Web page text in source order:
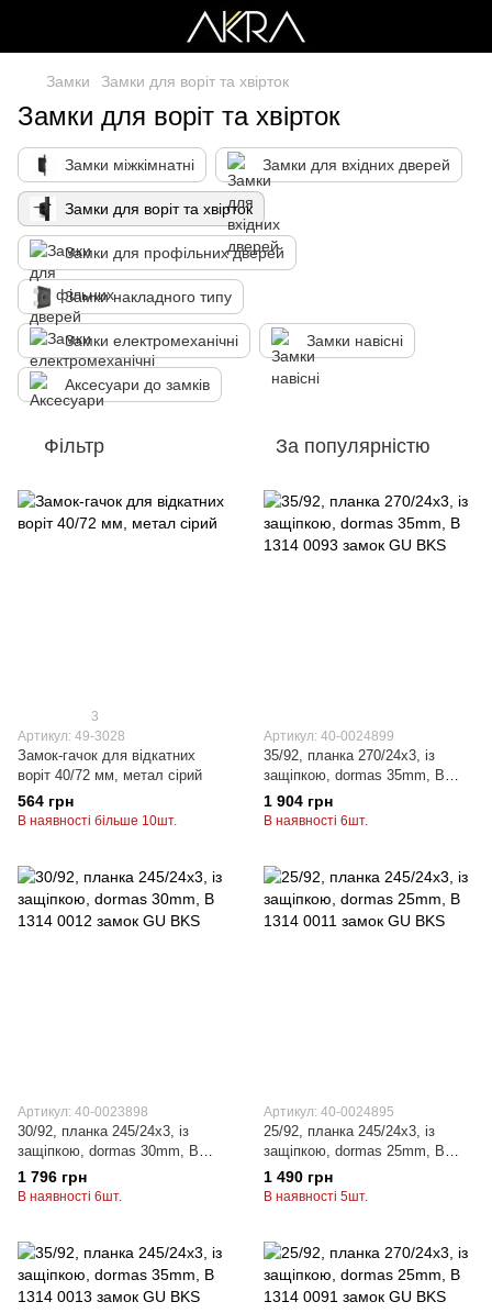
Замки Замки для воріт та хвірток
Замки для воріт та хвірток
Замки міжкімнатні Замки для вхідних дверей
Замки для воріт та хвірток
Замки для профільних дверей
Замки накладного типу
Замки електромеханічні Замки навісні
Аксесуари до замків
Фільтр За популярністю
3
Артикул: 49-3028
Замок-гачок для відкатних
воріт 40/72 мм, метал сірий
564 грн
В наявності більше 10шт.
Артикул: 40-0024899
35/92, планка 270/24x3, із
защiпкою, dormas 35mm, B
1314 0093 замок GU BKS
1 904 грн
В наявності 6шт.
Артикул: 40-0023898
30/92, планка 245/24x3, із
защiпкою, dormas 30mm, B
1314 0012 замок GU BKS
1 796 грн
В наявності 6шт.
Артикул: 40-0024895
25/92, планка 245/24x3, із
защiпкою, dormas 25mm, B
1314 0011 замок GU BKS
1 490 грн
В наявності 5шт.